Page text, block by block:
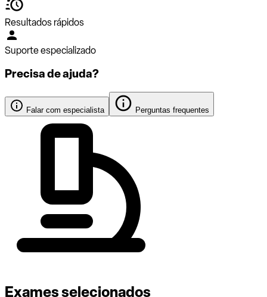
Resultados rápidos
Suporte especializado
Precisa de ajuda?
Falar com especialista Perguntas frequentes
Exames selecionados